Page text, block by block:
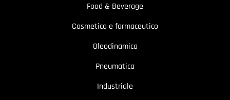
Food & Beverage
Cosmetico e farmaceutico
Oleodinamica
Pneumatica
Industriale